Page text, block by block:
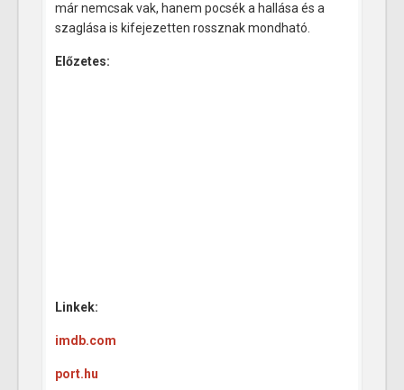
már nemcsak vak, hanem pocsék a hallása és a
szaglása is kifejezetten rossznak mondható.
Előzetes:
Linkek:
imdb.com
port.hu